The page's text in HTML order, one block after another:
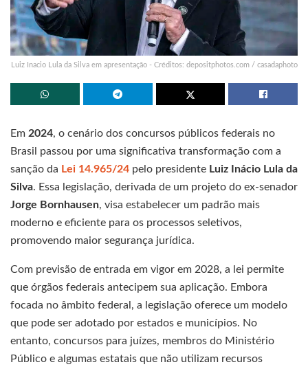
Luiz Inacio Lula da Silva em apresentação - Créditos: depositphotos.com / casadaphoto
Em 2024, o cenário dos concursos públicos federais no
Brasil passou por uma significativa transformação com a
sanção da Lei 14.965/24 pelo presidente Luiz Inácio Lula da
Silva. Essa legislação, derivada de um projeto do ex-senador
Jorge Bornhausen, visa estabelecer um padrão mais
moderno e eficiente para os processos seletivos,
promovendo maior segurança jurídica.
Com previsão de entrada em vigor em 2028, a lei permite
que órgãos federais antecipem sua aplicação. Embora
focada no âmbito federal, a legislação oferece um modelo
que pode ser adotado por estados e municípios. No
entanto, concursos para juízes, membros do Ministério
Público e algumas estatais que não utilizam recursos